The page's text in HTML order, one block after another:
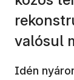
valósul
Idén